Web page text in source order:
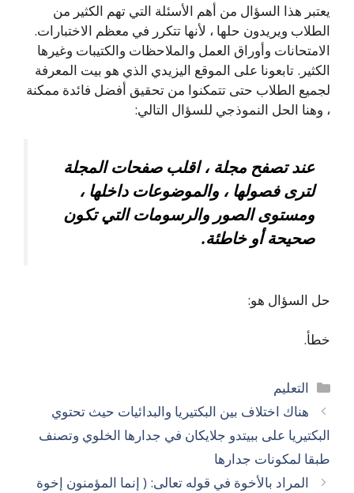
يعتبر هذا السؤال من أهم الأسئلة التي تهم الكثير من
الطلاب ويريدون حلها ، لأنها تتكرر في معظم الاختبارات.
الامتحانات وأوراق العمل والملاحظات والكتيبات وغيرها
الكثير. تابعونا على الموقع اليزيدي الذي هو بيت المعرفة
لجميع الطلاب حتى تتمكنوا من تحقيق أفضل فائدة ممكنة
، وهنا الحل النموذجي للسؤال التالي:
عند تصفح مجلة ، اقلب صفحات المجلة
لترى فصولها ، والموضوعات داخلها ،
ومستوى الصور والرسومات التي تكون
صحيحة أو خاطئة.
حل السؤال هو:
خطأ.
التصنيفات
التعليم
هناك اختلاف بين البكتيريا والبدائيات حيث تحتوي
البكتيريا على ببيتدو جلايكان في جدارها الخلوي وتصنف
طبقا لمكونات جدارها
المراد بالأخوة في قوله تعالى: ( إنما المؤمنون إخوة